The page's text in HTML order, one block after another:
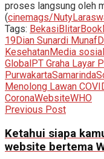
proses langsung oleh
(cinemags/
Tags: BekasiBlitar
19Dian Sunardi Munaf
KesehatanMedia sosial
GlobalPT Graha Layar
PurwakartaSamarinda
Menolong Lawan
CoronaWebsiteWHO
Previous Post
Ketahui siapa
website bertema